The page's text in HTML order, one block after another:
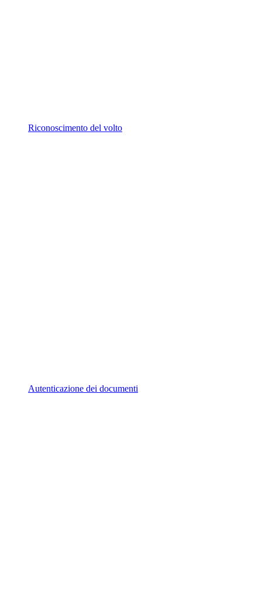
Riconoscimento del volto
Autenticazione dei documenti